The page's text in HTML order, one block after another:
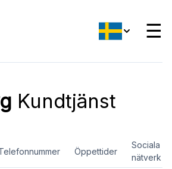
☰
Kundtjänst
Öppettider
Sociala
nätverk